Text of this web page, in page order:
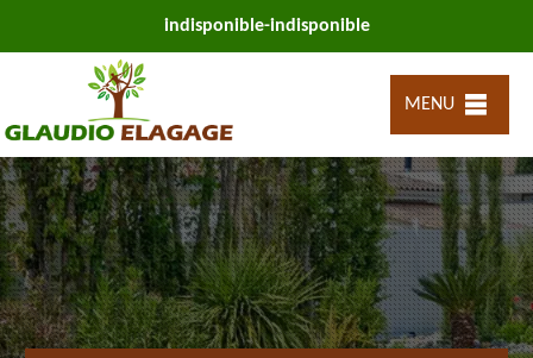
indisponible-indisponible
MENU